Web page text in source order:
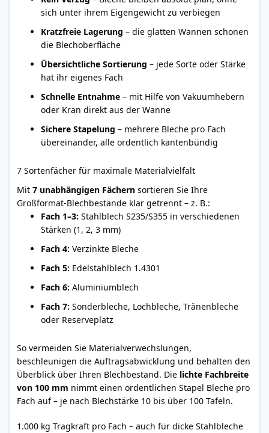
sich unter ihrem Eigengewicht zu verbiegen
Kratzfreie Lagerung – die glatten Wannen schonen
die Blechoberfläche
Übersichtliche Sortierung – jede Sorte oder Stärke
hat ihr eigenes Fach
Schnelle Entnahme – mit Hilfe von Vakuumhebern
oder Kran direkt aus der Wanne
Sichere Stapelung – mehrere Bleche pro Fach
übereinander, alle ordentlich kantenbündig
7 Sortenfächer für maximale Materialvielfalt
Mit 7 unabhängigen Fächern sortieren Sie Ihre
Großformat-Blechbestände klar getrennt – z. B.:
Fach 1–3: Stahlblech S235/S355 in verschiedenen
Stärken (1, 2, 3 mm)
Fach 4: Verzinkte Bleche
Fach 5: Edelstahlblech 1.4301
Fach 6: Aluminiumblech
Fach 7: Sonderbleche, Lochbleche, Tränenbleche
oder Reserveplatz
So vermeiden Sie Materialverwechslungen,
beschleunigen die Auftragsabwicklung und behalten den
Überblick über Ihren Blechbestand. Die lichte Fachbreite
von 100 mm nimmt einen ordentlichen Stapel Bleche pro
Fach auf – je nach Blechstärke 10 bis über 100 Tafeln.
1.000 kg Tragkraft pro Fach – auch für dicke Stahlbleche